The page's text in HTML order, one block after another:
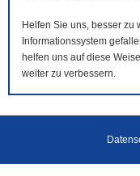
Helfen Sie uns, besser zu
Informationssystem
helfen uns auf diese
weiter zu verbessern.